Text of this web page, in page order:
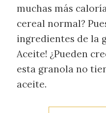
muchas más
cereal normal?
ingredientes de la
Aceite! ¿Pueden
esta granola no
aceite.